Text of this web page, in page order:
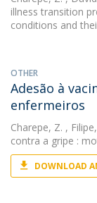
illness transition
conditions and
OTHER
Adesão à
enfermeiros
Charepe, Z. ,
contra a gripe :
DOWNLOAD